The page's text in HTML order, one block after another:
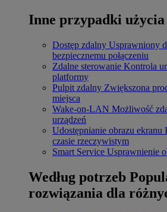
Inne przypadki użycia
Dostęp zdalny Usprawniony
bezpiecznemu połączeniu
Zdalne sterowanie Kontrola
platformy
Pulpit zdalny Zwiększona
miejsca
Wake-on-LAN Możliwość
urządzeń
Udostępnianie obrazu ekranu
czasie rzeczywistym
Smart Service Usprawnienie
Według potrzeb
rozwiązania dla